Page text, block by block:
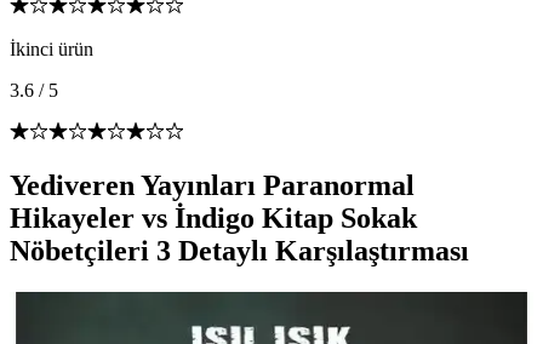
İkinci ürün
3.6 / 5
Yediveren Yayınları Paranormal
Hikayeler vs İndigo Kitap Sokak
Nöbetçileri 3 Detaylı Karşılaştırması